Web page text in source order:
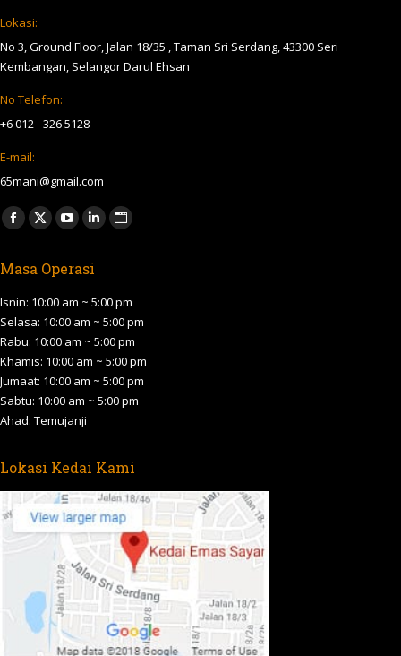
Lokasi:
No 3, Ground Floor, Jalan 18/35 , Taman Sri Serdang, 43300 Seri
Kembangan, Selangor Darul Ehsan
No Telefon:
+6 012 - 326 5128
E-mail:
65mani@gmail.com
Find us on:
Facebook
opens
in
new
window
X
opens
in
new
window
YouTube
opens
in
new
window
Linkedin
opens
in
new
window
Website
in
new
window
Masa Operasi
Isnin: 10:00 am ~ 5:00 pm
Selasa: 10:00 am ~ 5:00 pm
Rabu: 10:00 am ~ 5:00 pm
Khamis: 10:00 am ~ 5:00 pm
Jumaat: 10:00 am ~ 5:00 pm
Sabtu: 10:00 am ~ 5:00 pm
Ahad: Temujanji
Lokasi Kedai Kami